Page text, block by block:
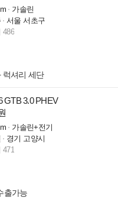
가솔린
서울 서초구
486
럭셔리 세단
GTB 3.0 PHEV
가솔린+전기
경기 고양시
471
출가능